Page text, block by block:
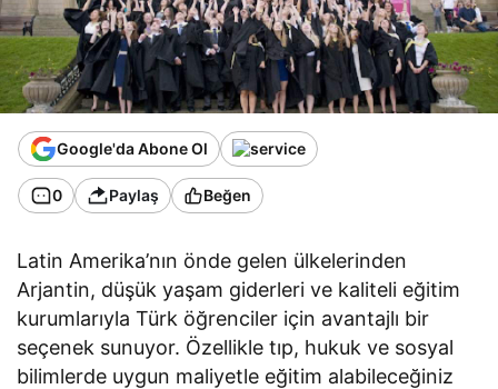
Google'da Abone Ol
0 Paylaş Beğen
Latin Amerika’nın önde gelen ülkelerinden
Arjantin, düşük yaşam giderleri ve kaliteli eğitim
kurumlarıyla Türk öğrenciler için avantajlı bir
seçenek sunuyor. Özellikle tıp, hukuk ve sosyal
bilimlerde uygun maliyetle eğitim alabileceğiniz